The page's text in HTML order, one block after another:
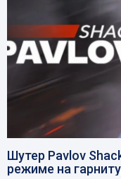
Шутер Pavlov
режиме на